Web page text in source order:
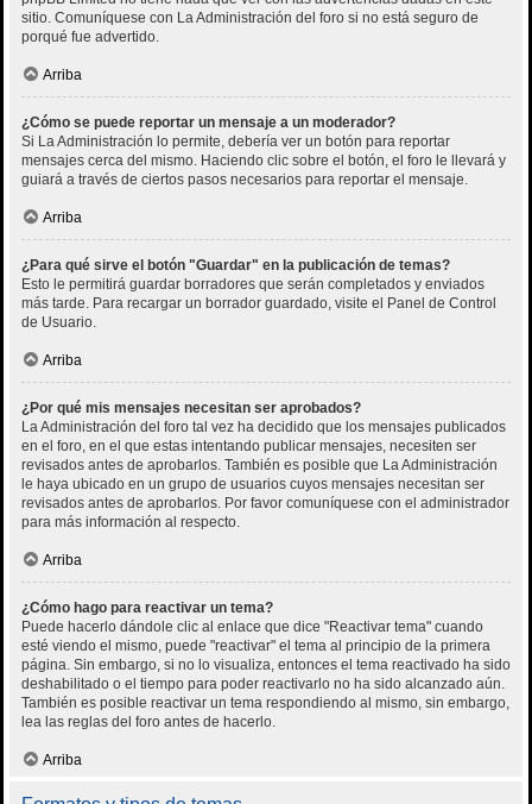
sitio. Comuníquese con La Administración del foro si no está seguro de
porqué fue advertido.
Arriba
¿Cómo se puede reportar un mensaje a un moderador?
Si La Administración lo permite, debería ver un botón para reportar
mensajes cerca del mismo. Haciendo clic sobre el botón, el foro le llevará y
guiará a través de ciertos pasos necesarios para reportar el mensaje.
Arriba
¿Para qué sirve el botón "Guardar" en la publicación de temas?
Esto le permitirá guardar borradores que serán completados y enviados
más tarde. Para recargar un borrador guardado, visite el Panel de Control
de Usuario.
Arriba
¿Por qué mis mensajes necesitan ser aprobados?
La Administración del foro tal vez ha decidido que los mensajes publicados
en el foro, en el que estas intentando publicar mensajes, necesiten ser
revisados antes de aprobarlos. También es posible que La Administración
le haya ubicado en un grupo de usuarios cuyos mensajes necesitan ser
revisados antes de aprobarlos. Por favor comuníquese con el administrador
para más información al respecto.
Arriba
¿Cómo hago para reactivar un tema?
Puede hacerlo dándole clic al enlace que dice "Reactivar tema" cuando
esté viendo el mismo, puede "reactivar" el tema al principio de la primera
página. Sin embargo, si no lo visualiza, entonces el tema reactivado ha sido
deshabilitado o el tiempo para poder reactivarlo no ha sido alcanzado aún.
También es posible reactivar un tema respondiendo al mismo, sin embargo,
lea las reglas del foro antes de hacerlo.
Arriba